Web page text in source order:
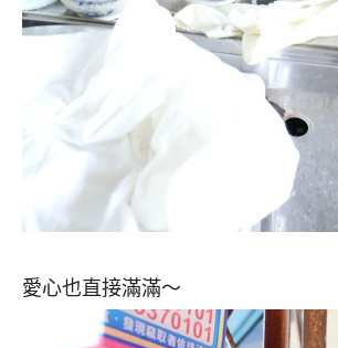
愛心也直接滿滿～